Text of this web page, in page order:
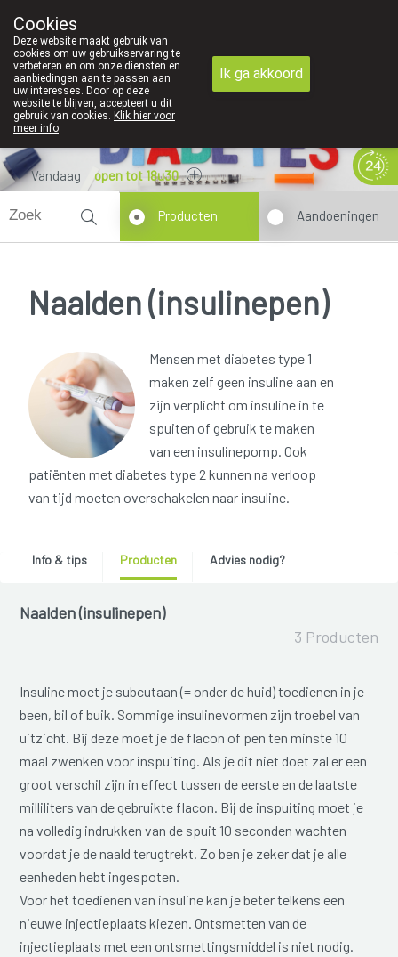
Vandaag open tot 18u30
Producten Aandoeningen
Naalden (insulinepen)
Mensen met diabetes type 1
maken zelf geen insuline aan en
zijn verplicht om insuline in te
spuiten of gebruik te maken
van een insulinepomp. Ook
patiënten met diabetes type 2 kunnen na verloop
van tijd moeten overschakelen naar insuline.
Info & tips Producten Advies nodig?
Naalden (insulinepen)
3 Producten
Insuline moet je subcutaan (= onder de huid) toedienen in je
been, bil of buik. Sommige insulinevormen zijn troebel van
uitzicht. Bij deze moet je de flacon of pen ten minste 10
maal zwenken voor inspuiting. Als je dit niet doet zal er een
groot verschil zijn in effect tussen de eerste en de laatste
milliliters van de gebruikte flacon. Bij de inspuiting moet je
na volledig indrukken van de spuit 10 seconden wachten
voordat je de naald terugtrekt. Zo ben je zeker dat je alle
eenheden hebt ingespoten.
Voor het toedienen van insuline kan je beter telkens een
nieuwe injectieplaats kiezen. Ontsmetten van de
injectieplaats met een ontsmettingsmiddel is niet nodig.
Cookies
Deze website maakt gebruik van
cookies om uw gebruikservaring te
verbeteren en om onze diensten en
aanbiedingen aan te passen aan
uw interesses. Door op deze
website te blijven, accepteert u dit
gebruik van cookies. Klik hier voor
meer info.
Ik ga akkoord